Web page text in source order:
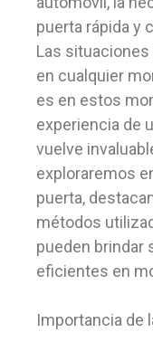
puerta rápida y
Las
en cualquier
es en estos
experiencia de
vuelve
exploraremos
puerta,
métodos
pueden brindar
eficientes en
Importancia de